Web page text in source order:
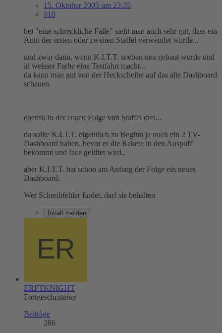
15. Oktober 2005 um 23:35
#10
bei "eine schreckliche Falle" sieht man auch sehr gut, dass ein
Auto der ersten oder zweiten Staffel verwendet wurde...
und zwar dann, wenn K.I.T.T. soeben neu gebaut wurde und
in weisser Farbe eine Testfahrt macht...
da kann man gut von der Heckscheibe auf das alte Dashboard
schauen.
ebenso in der ersten Folge von Staffel drei...
da sollte K.I.T.T. eigentlich zu Beginn ja noch ein 2 TV-
Dashboard haben, bevor er die Rakete in den Auspuff
bekommt und face geliftet wird..
aber K.I.T.T. hat schon am Anfang der Folge ein neues
Dashboard.
Wer Schreibfehler findet, darf sie behalten
Inhalt melden
ERFTKNIGHT
Fortgeschrittener
Beiträge
286